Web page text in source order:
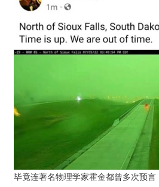
毕竟连著名物理学家霍金都曾多次预言